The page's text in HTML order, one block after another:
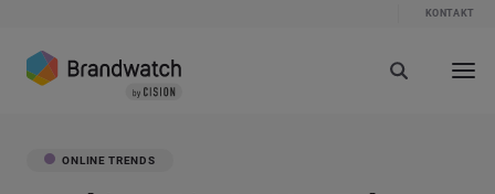
KONTAKT
ONLINE TRENDS